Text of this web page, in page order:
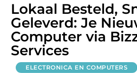
Lokaal Besteld,
Geleverd: Je
Computer via
Services
ELECTRONICA EN COMPUTERS